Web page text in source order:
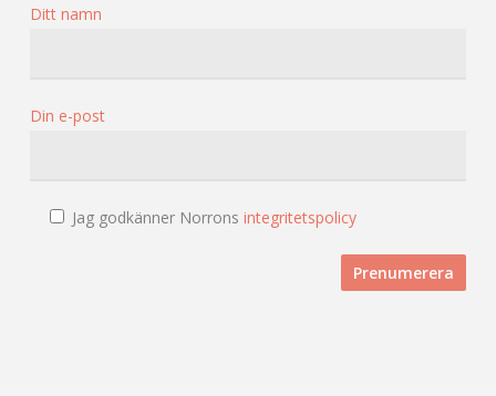
Ditt namn
Din e-post
Jag godkänner Norrons integritetspolicy